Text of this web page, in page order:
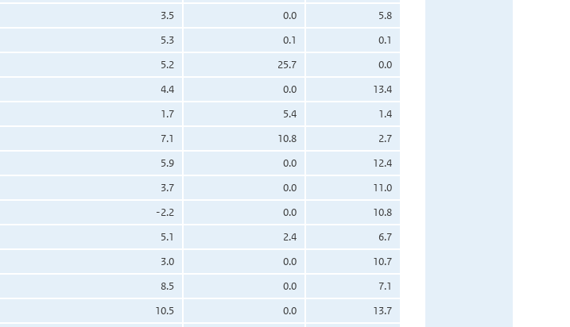
3.5 0.0
5.8
5.3 0.1
0.1
5.2 25.7
0.0
4.4 0.0
13.4
1.7 5.4
1.4
7.1 10.8
2.7
5.9 0.0
12.4
3.7 0.0
11.0
-2.2 0.0
10.8
5.1 2.4
6.7
3.0 0.0
10.7
8.5 0.0
7.1
10.5 0.0
13.7